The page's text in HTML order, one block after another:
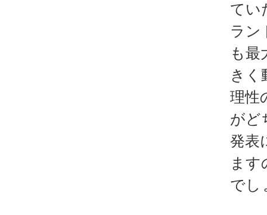
てい
ラン
も最
きく
理性
がど
発表
ます
でし